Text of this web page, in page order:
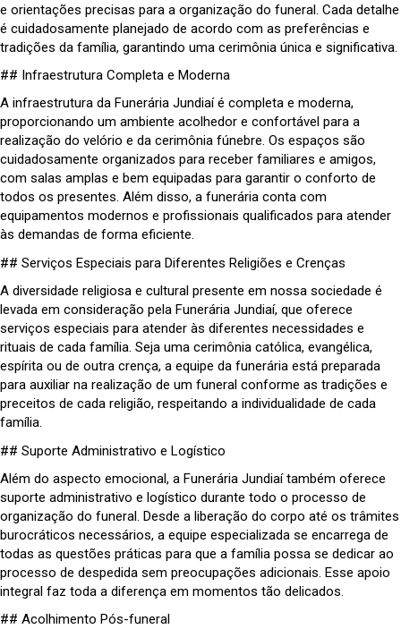
e orientações precisas para a organização do funeral. Cada detalhe
é cuidadosamente planejado de acordo com as preferências e
tradições da família, garantindo uma cerimônia única e significativa.
## Infraestrutura Completa e Moderna
A infraestrutura da Funerária Jundiaí é completa e moderna,
proporcionando um ambiente acolhedor e confortável para a
realização do velório e da cerimônia fúnebre. Os espaços são
cuidadosamente organizados para receber familiares e amigos,
com salas amplas e bem equipadas para garantir o conforto de
todos os presentes. Além disso, a funerária conta com
equipamentos modernos e profissionais qualificados para atender
às demandas de forma eficiente.
## Serviços Especiais para Diferentes Religiões e Crenças
A diversidade religiosa e cultural presente em nossa sociedade é
levada em consideração pela Funerária Jundiaí, que oferece
serviços especiais para atender às diferentes necessidades e
rituais de cada família. Seja uma cerimônia católica, evangélica,
espírita ou de outra crença, a equipe da funerária está preparada
para auxiliar na realização de um funeral conforme as tradições e
preceitos de cada religião, respeitando a individualidade de cada
família.
## Suporte Administrativo e Logístico
Além do aspecto emocional, a Funerária Jundiaí também oferece
suporte administrativo e logístico durante todo o processo de
organização do funeral. Desde a liberação do corpo até os trâmites
burocráticos necessários, a equipe especializada se encarrega de
todas as questões práticas para que a família possa se dedicar ao
processo de despedida sem preocupações adicionais. Esse apoio
integral faz toda a diferença em momentos tão delicados.
## Acolhimento Pós-funeral